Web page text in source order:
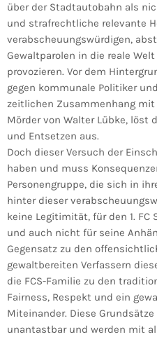
über der Stadtautobahn als
und strafrechtliche relevante
verabscheuungswürdigen,
Gewaltparolen in die reale
provozieren. Vor dem
gegen kommunale Politiker
zeitlichen Zusammenhang mit
Mörder von Walter Lübke, löst
und Entsetzen aus.
Doch dieser Versuch der
haben und muss
Personengruppe, die sich in
hinter dieser
keine Legitimität, für den 1.
und auch nicht für seine
Gegensatz zu den
gewaltbereiten Verfassern
die FCS-Familie zu den
Fairness, Respekt und ein
Miteinander. Diese
unantastbar und werden mit